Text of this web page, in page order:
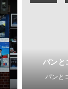
パンと
パンと